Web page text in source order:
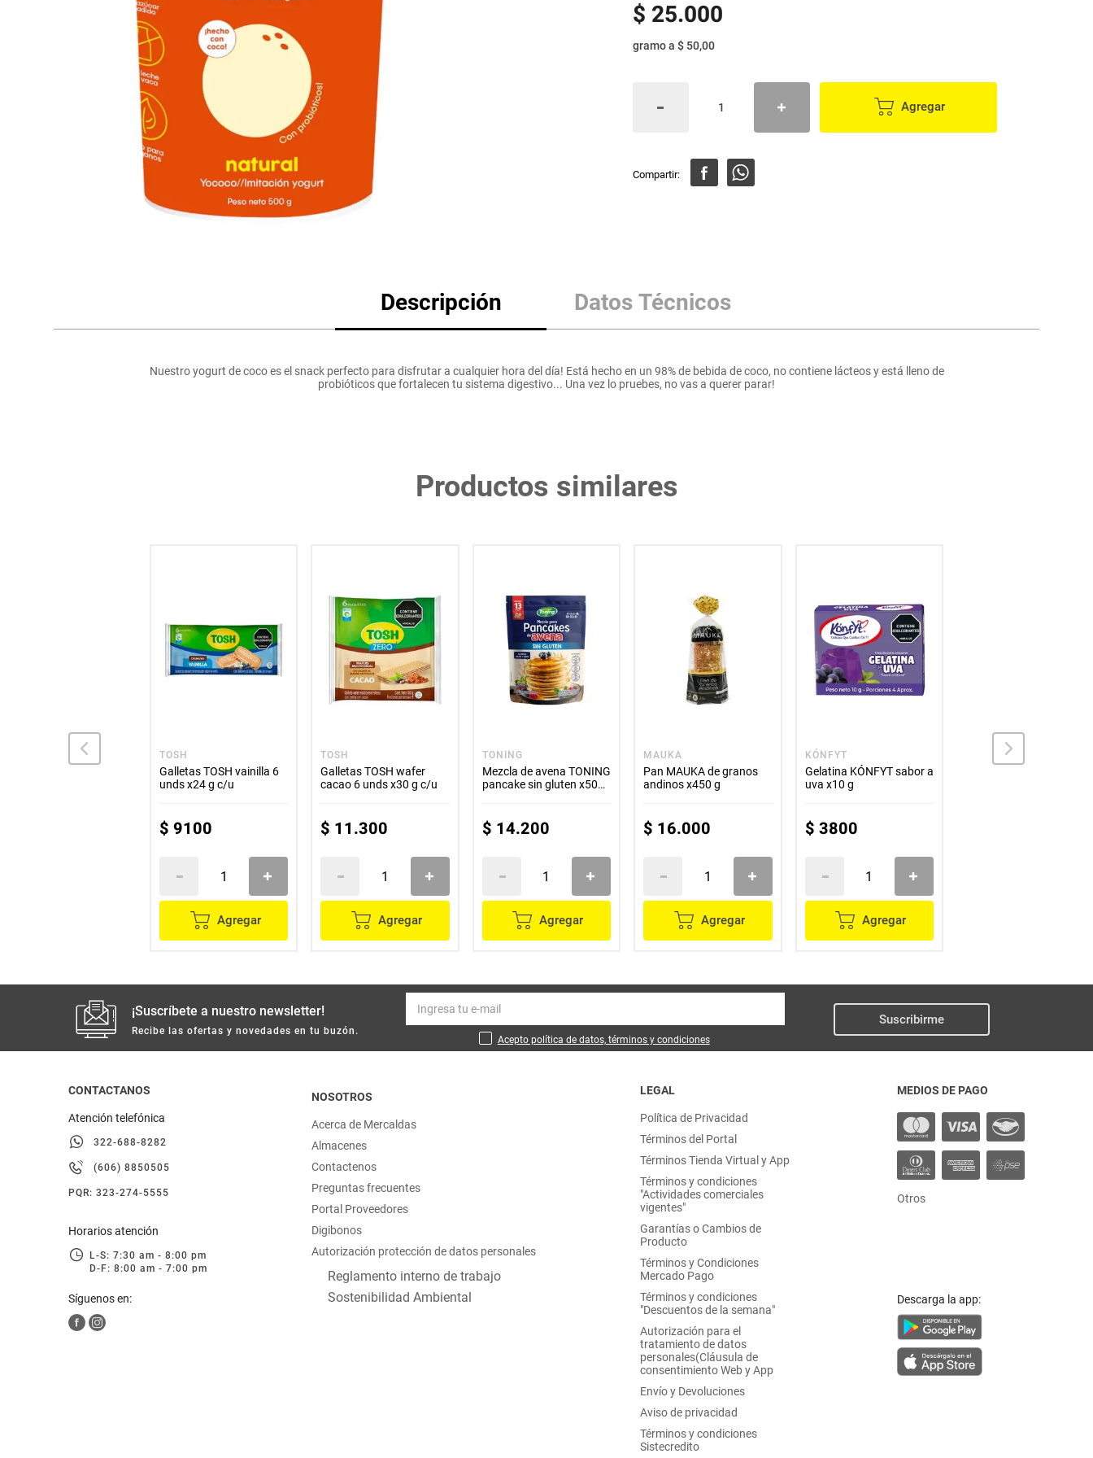
lácteos y refrigerados
vinos y licores
cuidado del bebé
otros
$ 25.000
gramoa $ 50,00
Agregar
Descripción Datos Técnicos
Nuestro yogurt de coco es el snack perfecto para disfrutar a cualquier hora del día! Está hecho en un 98% de bebida de coco, no contiene lácteos y está lleno de
probióticos que fortalecen tu sistema digestivo... Una vez lo pruebes, no vas a querer parar!
Productos similares
TOSH
Galletas TOSH vainilla 6
unds x24 g c/u
$ 9100
Agregar
TOSH
Galletas TOSH wafer
cacao 6 unds x30 g c/u
$ 11.300
Agregar
TONING
Mezcla de avena TONING
pancake sin gluten x500
$ 14.200
Agregar
MAUKA
Pan MAUKA de granos
andinos x450 g
$ 16.000
Agregar
KÓNFYT
Gelatina KÓNFYT sabor a
uva x10 g
$ 3800
Agregar
¡Suscríbete a nuestro newsletter!
Recibe las ofertas y novedades en tu buzón.
Acepto política de datos, términos y condiciones
Suscribirme
CONTACTANOS
Atención telefónica
322-688-8282
(606) 8850505
PQR: 323-274-5555
Horarios atención
L-S: 7:30 am - 8:00 pm
D-F: 8:00 am - 7:00 pm
Síguenos en:
NOSOTROS
Acerca de Mercaldas
Almacenes
Contactenos
Preguntas frecuentes
Portal Proveedores
Digibonos
Autorización protección de datos personales
Reglamento interno de trabajo
Sostenibilidad Ambiental
LEGAL
Política de Privacidad
Términos del Portal
Términos Tienda Virtual y App
Términos y condiciones
"Actividades comerciales
vigentes"
Garantías o Cambios de
Producto
Términos y Condiciones
Mercado Pago
Términos y condiciones
"Descuentos de la semana"
Autorización para el
tratamiento de datos
personales(Cláusula de
consentimiento Web y App
Envío y Devoluciones
Aviso de privacidad
Términos y condiciones
Sistecredito
MEDIOS DE PAGO
Otros
Descarga la app:
Mantequilla